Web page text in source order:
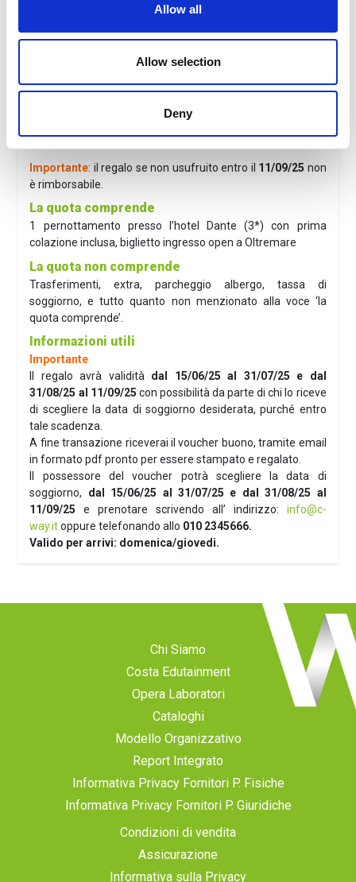
Allow all
Allow selection
Deny
l pacchetto potrà essere utilizzato per soggiorni da
Quota in hotel 3 stelle:
1 adulto in camera singola€ 90
3 persone in camera tripla: € 170
4 persone in camera quadrupla: €205
Importante: il regalo se non usufruito entro il 11/09/25 non
è rimborsabile.
La quota comprende
1 pernottamento presso l’hotel Dante (3*) con prima
colazione inclusa, biglietto ingresso open a Oltremare
La quota non comprende
Trasferimenti, extra, parcheggio albergo, tassa di
soggiorno, e tutto quanto non menzionato alla voce ‘la
quota comprende’.
Informazioni utili
Importante
Il regalo avrà validità dal 15/06/25 al 31/07/25 e dal
31/08/25 al 11/09/25 con possibilità da parte di chi lo riceve
di scegliere la data di soggiorno desiderata, purché entro
tale scadenza.
A fine transazione riceverai il voucher buono, tramite email
in formato pdf pronto per essere stampato e regalato.
Il possessore del voucher potrà scegliere la data di
soggiorno, dal
15/06/25 al 31/07/25 e dal 31/08/25 al
11/09/25 e prenotare scrivendo all’ indirizzo: info@c-
way.itoppure telefonando allo 010 2345666.
Valido per arrivi: domenica/giovedi.
Chi Siamo
Costa Edutainment
Opera Laboratori
Cataloghi
Modello Organizzativo
Report Integrato
Informativa Privacy Fornitori P. Fisiche
Informativa Privacy Fornitori P. Giuridiche
Condizioni di vendita
Assicurazione
Informativa sulla Privacy